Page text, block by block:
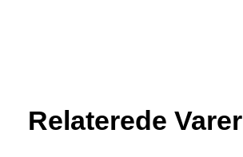
Relaterede Varer